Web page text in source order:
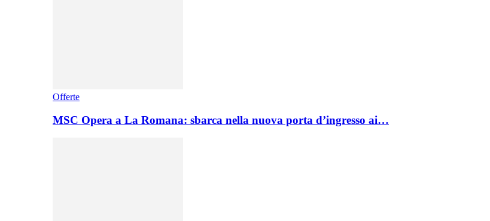
Offerte
MSC Opera a La Romana: sbarca nella nuova porta d’ingresso ai…